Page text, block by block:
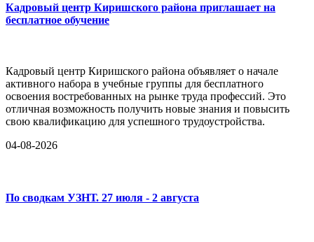
Кадровый центр Киришского района приглашает на
бесплатное обучение
Кадровый центр Киришского района объявляет о начале
активного набора в учебные группы для бесплатного
освоения востребованных на рынке труда профессий. Это
отличная возможность получить новые знания и повысить
свою квалификацию для успешного трудоустройства.
04-08-2026
По сводкам УЗНТ. 27 июля - 2 августа